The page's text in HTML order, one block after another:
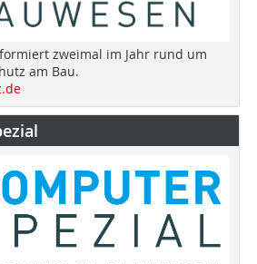
zweimal im Jahr rund um
am Bau.